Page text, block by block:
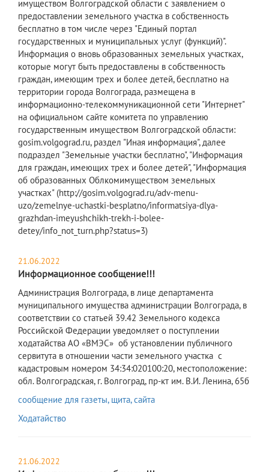
имуществом Волгоградской области с заявлением о
предоставлении земельного участка в собственность
бесплатно в том числе через "Единый портал
государственных и муниципальных услуг (функций)".
Информация о вновь образованных земельных участках,
которые могут быть предоставлены в собственность
граждан, имеющим трех и более детей, бесплатно на
территории города Волгограда, размещена в
информационно-телекоммуникационной сети "Интернет"
на официальном сайте комитета по управлению
государственным имуществом Волгоградской области:
gosim.volgograd.ru, раздел "Иная информация", далее
подраздел "Земельные участки бесплатно", "Информация
для граждан, имеющих трех и более детей", "Информация
об образованных Облкомимуществом земельных
участках" (http://gosim.volgograd.ru/adv-menu-
uzo/zemelnye-uchastki-besplatno/informatsiya-dlya-
grazhdan-imeyushchikh-trekh-i-bolee-
detey/info_not_turn.php?status=3)
21.06.2022
Информационное сообщение!!!
​Администрация Волгограда, в лице департамента
муниципального имущества администрации Волгограда, в
соответствии со статьей 39.42 Земельного кодекса
Российской Федерации уведомляет о поступлении
ходатайства АО «ВМЭС» об установлении публичного
сервитута в отношении части земельного участка с
кадастровым номером 34:34:020100:20, местоположение:
обл. Волгоградская, г. Волгоград, пр-кт им. В.И. Ленина, 65б
сообщение для газеты, щита, сайта
Ходатайство
21.06.2022